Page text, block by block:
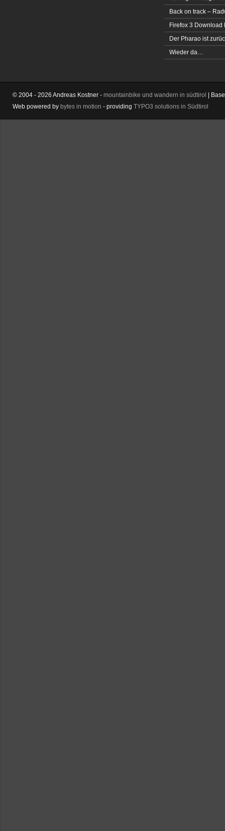
Back on track –
Firefox 3 Download
Der Pharao ist
Wieder da…
© 2004 - 2026 Andreas Kostner - mountainbike und wandern in südtirol |
Web powered by bytes in motion - providing TYPO3 solutions in Südtirol